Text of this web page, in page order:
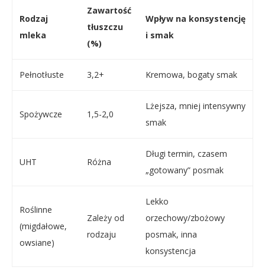
Rodzaj
mleka
Zawartość
tłuszczu
(%)
Wpływ na konsystencję
i smak
Pełnotłuste 3,2+ Kremowa, bogaty smak
Spożywcze 1,5-2,0
Lżejsza, mniej intensywny
smak
UHT Różna
Długi termin, czasem
„gotowany” posmak
Roślinne
(migdałowe,
owsiane)
Zależy od
rodzaju
Lekko
orzechowy/zbożowy
posmak, inna
konsystencja